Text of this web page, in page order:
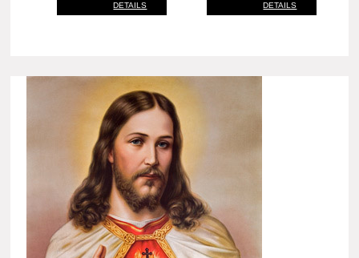
DETAILS DETAILS